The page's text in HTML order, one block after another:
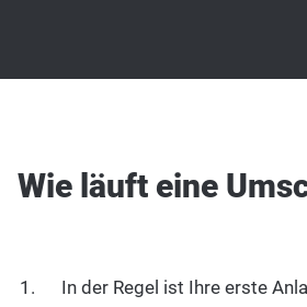
Wie läuft eine
In der Regel ist Ihre erste